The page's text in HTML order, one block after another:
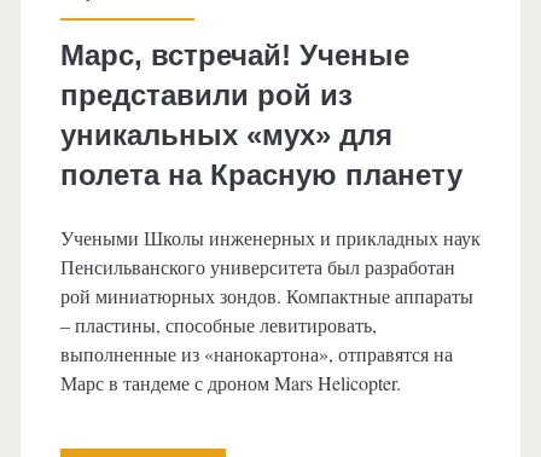
Марс, встречай! Ученые
представили рой из
уникальных «мух» для
полета на Красную планету
Учеными Школы инженерных и прикладных наук
Пенсильванского университета был разработан
рой миниатюрных зондов. Компактные аппараты
– пластины, способные левитировать,
выполненные из «нанокартона», отправятся на
Марс в тандеме с дроном Mars Helicopter.